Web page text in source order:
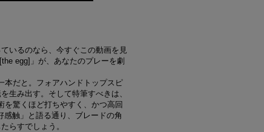
いるのなら、今すぐこの動画を見
egg]」が、あなたのプレーを劇
本だと。フォアハンドトップスピ
生み出す。そして特筆すべきは、
を驚くほど打ちやすく、かつ高回
触」と語る通り、ブレードの角
らすでしょう。